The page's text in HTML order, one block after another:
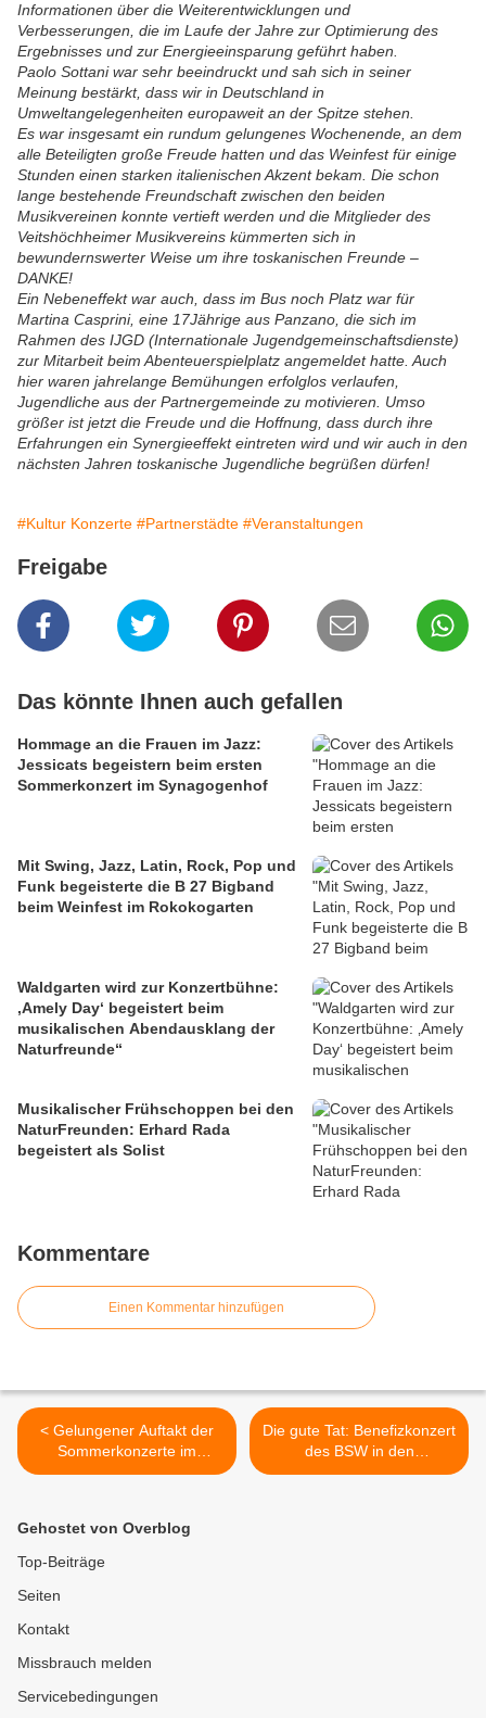
Informationen über die Weiterentwicklungen und
Verbesserungen, die im Laufe der Jahre zur Optimierung des
Ergebnisses und zur Energieeinsparung geführt haben.
Paolo Sottani war sehr beeindruckt und sah sich in seiner
Meinung bestärkt, dass wir in Deutschland in
Umweltangelegenheiten europaweit an der Spitze stehen.
Es war insgesamt ein rundum gelungenes Wochenende, an dem
alle Beteiligten große Freude hatten und das Weinfest für einige
Stunden einen starken italienischen Akzent bekam. Die schon
lange bestehende Freundschaft zwischen den beiden
Musikvereinen konnte vertieft werden und die Mitglieder des
Veitshöchheimer Musikvereins kümmerten sich in
bewundernswerter Weise um ihre toskanischen Freunde –
DANKE!
Ein Nebeneffekt war auch, dass im Bus noch Platz war für
Martina Casprini, eine 17Jährige aus Panzano, die sich im
Rahmen des IJGD (Internationale Jugendgemeinschaftsdienste)
zur Mitarbeit beim Abenteuerspielplatz angemeldet hatte. Auch
hier waren jahrelange Bemühungen erfolglos verlaufen,
Jugendliche aus der Partnergemeinde zu motivieren. Umso
größer ist jetzt die Freude und die Hoffnung, dass durch ihre
Erfahrungen ein Synergieeffekt eintreten wird und wir auch in den
nächsten Jahren toskanische Jugendliche begrüßen dürfen!
#Kultur Konzerte #Partnerstädte #Veranstaltungen
Freigabe
Das könnte Ihnen auch gefallen
Hommage an die Frauen im Jazz:
Jessicats begeistern beim ersten
Sommerkonzert im Synagogenhof
Mit Swing, Jazz, Latin, Rock, Pop und
Funk begeisterte die B 27 Bigband
beim Weinfest im Rokokogarten
Waldgarten wird zur Konzertbühne:
‚Amely Day‘ begeistert beim
musikalischen Abendausklang der
Naturfreunde“
Musikalischer Frühschoppen bei den
NaturFreunden: Erhard Rada
begeistert als Solist
Kommentare
Einen Kommentar hinzufügen
< Gelungener Auftakt der
Sommerkonzerte im
Veitshöchheimer
Die gute Tat: Benefizkonzert
des BSW in den
Mainfrankensälen mit dem
Gehostet von Overblog
Top-Beiträge
Seiten
Kontakt
Missbrauch melden
Servicebedingungen